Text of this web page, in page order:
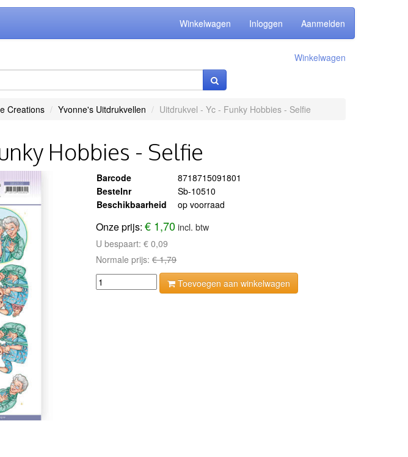
Winkelwagen Inloggen Aanmelden
Winkelwagen
Creations Yvonne's Uitdrukvellen Uitdrukvel - Yc - Funky Hobbies - Selfie
Hobbies - Selfie
Barcode
8718715091801
Bestelnr
Sb-10510
Beschikbaarheid
op voorraad
Onze prijs:€ 1,70 incl. btw
U bespaart:€ 0,09
Normale prijs:€ 1,79
Toevoegen aan winkelwagen